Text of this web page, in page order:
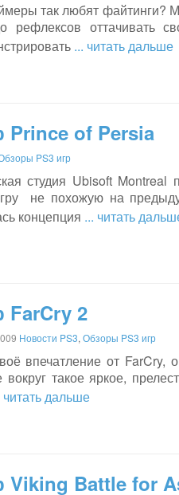
так любят файтинги?
рефлексов оттачивать
... читать дальше
Prince of Persia
PS3 игр
студия Ubisoft
не похожую на
концепция ... читать
FarCry 2
Новости PS3, Обзоры PS3 игр
впечатление от FarCry,
вокруг такое яркое,
читать дальше
Viking Battle for